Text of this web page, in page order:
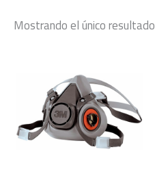
Mostrando el único resultado